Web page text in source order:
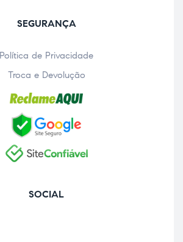
SEGURANÇA
Política de Privacidade
Troca e Devolução
SOCIAL